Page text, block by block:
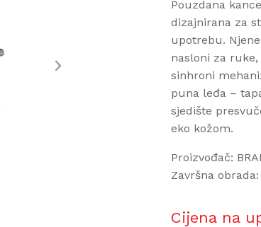
Pouzdana
dizajnirana za
upotrebu.
nasloni za
sinhroni
puna leđa –
sjedište
eko kožom.
Proizvođač:
Završna obrada:
Cijena na